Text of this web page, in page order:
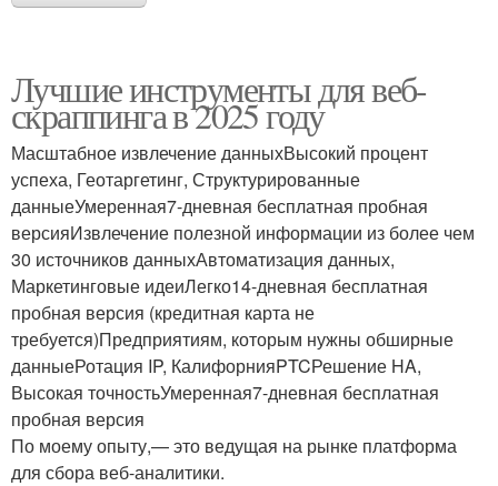
Лучшие инструменты для веб-
скраппинга в 2025 году
Масштабное извлечение данныхВысокий процент
успеха, Геотаргетинг, Структурированные
данныеУмеренная7-дневная бесплатная пробная
версияИзвлечение полезной информации из более чем
30 источников данныхАвтоматизация данных,
Маркетинговые идеиЛегко14-дневная бесплатная
пробная версия (кредитная карта не
требуется)Предприятиям, которым нужны обширные
данныеРотация IP, КалифорнияPTCРешение HA,
Высокая точностьУмеренная7-дневная бесплатная
пробная версия
По моему опыту,— это ведущая на рынке платформа
для сбора веб-аналитики.